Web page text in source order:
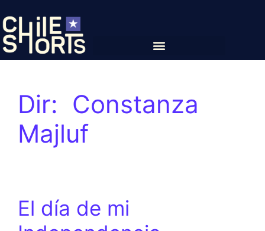
Dir: Constanza
Majluf
El día de mi